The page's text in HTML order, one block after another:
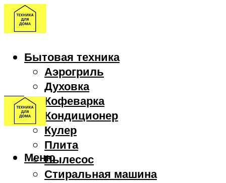
Бытовая техника
Аэрогриль
Духовка
Кофеварка
Кондиционер
Кулер
Плита
Пылесос
Стиральная машина
Меню